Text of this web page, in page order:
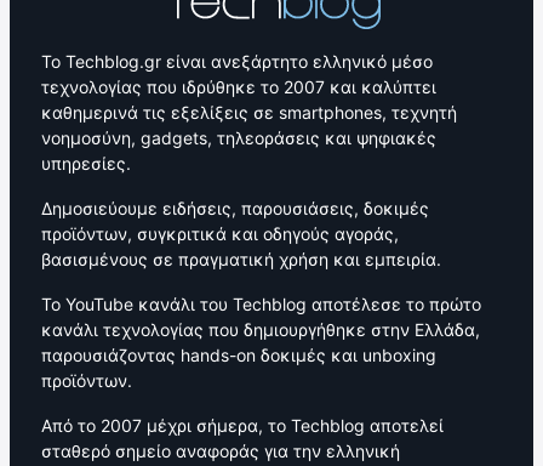
Το Techblog.gr είναι ανεξάρτητο ελληνικό μέσο
τεχνολογίας που ιδρύθηκε το 2007 και καλύπτει
καθημερινά τις εξελίξεις σε smartphones, τεχνητή
νοημοσύνη, gadgets, τηλεοράσεις και ψηφιακές
υπηρεσίες.
Δημοσιεύουμε ειδήσεις, παρουσιάσεις, δοκιμές
προϊόντων, συγκριτικά και οδηγούς αγοράς,
βασισμένους σε πραγματική χρήση και εμπειρία.
Το YouTube κανάλι του Techblog αποτέλεσε το πρώτο
κανάλι τεχνολογίας που δημιουργήθηκε στην Ελλάδα,
παρουσιάζοντας hands-on δοκιμές και unboxing
προϊόντων.
Από το 2007 μέχρι σήμερα, το Techblog αποτελεί
σταθερό σημείο αναφοράς για την ελληνική